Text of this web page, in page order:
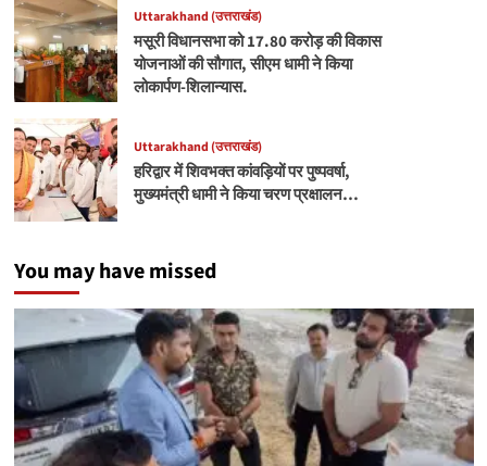
Uttarakhand (उत्तराखंड)
मसूरी विधानसभा को 17.80 करोड़ की विकास
योजनाओं की सौगात, सीएम धामी ने किया
लोकार्पण-शिलान्यास.
Uttarakhand (उत्तराखंड)
हरिद्वार में शिवभक्त कांवड़ियों पर पुष्पवर्षा,
मुख्यमंत्री धामी ने किया चरण प्रक्षालन…
You may have missed